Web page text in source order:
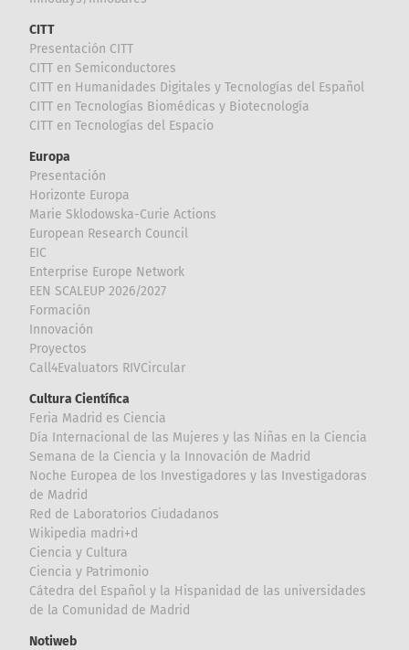
CITT
Presentación CITT
CITT en Semiconductores
CITT en Humanidades Digitales y Tecnologías del Español
CITT en Tecnologías Biomédicas y Biotecnología
CITT en Tecnologías del Espacio
Europa
Presentación
Horizonte Europa
Marie Sklodowska-Curie Actions
European Research Council
EIC
Enterprise Europe Network
EEN SCALEUP 2026/2027
Formación
Innovación
Proyectos
Call4Evaluators RIVCircular
Cultura Científica
Feria Madrid es Ciencia
Día Internacional de las Mujeres y las Niñas en la Ciencia
Semana de la Ciencia y la Innovación de Madrid
Noche Europea de los Investigadores y las Investigadoras
de Madrid
Red de Laboratorios Ciudadanos
Wikipedia madri+d
Ciencia y Cultura
Ciencia y Patrimonio
Cátedra del Español y la Hispanidad de las universidades
de la Comunidad de Madrid
Notiweb